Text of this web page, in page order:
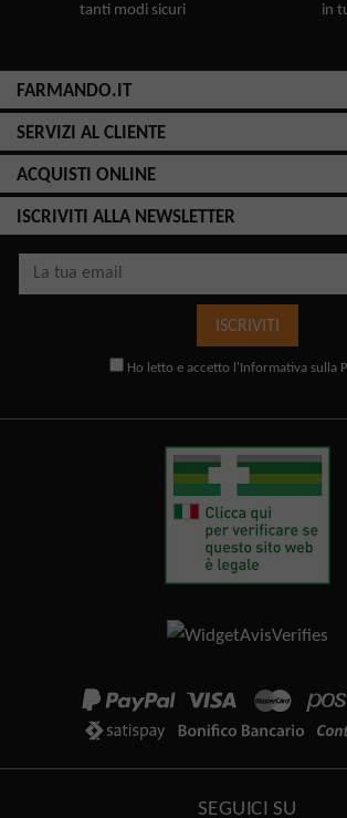
tanti modi sicuri in
FARMANDO.IT
SERVIZI AL CLIENTE
ACQUISTI ONLINE
ISCRIVITI ALLA NEWSLETTER
ISCRIVITI
Ho letto e accetto l'Informativa sulla
SEGUICI SU